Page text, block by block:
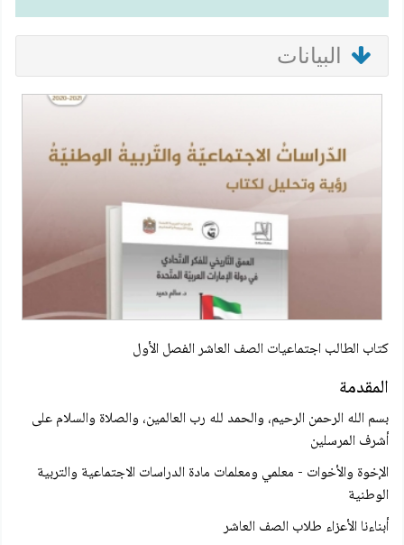
البيانات
كتاب الطالب اجتماعيات الصف العاشر الفصل الأول
المقدمة
بسم الله الرحمن الرحيم، والحمد لله رب العالمين، والصلاة والسلام على
أشرف المرسلين
الإخوة والأخوات - معلمي ومعلمات مادة الدراسات الاجتماعية والتربية
الوطنية
أبناءنا الأعزاء طلاب الصف العاشر